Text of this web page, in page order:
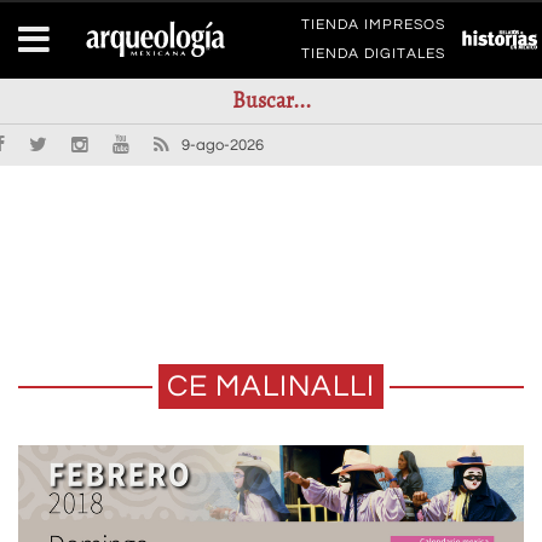
TIENDA IMPRESOS
TIENDA DIGITALES
9-ago-2026
CE MALINALLI